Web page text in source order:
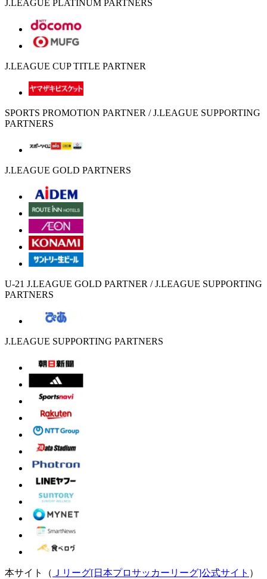
J.LEAGUE PLATINUM PARTNERS
J.LEAGUE CUP TITLE PARTNER
SPORTS PROMOTION PARTNER / J.LEAGUE SUPPORTING
PARTNERS
J.LEAGUE GOLD PARTNERS
U-21 J.LEAGUE GOLD PARTNER / J.LEAGUE SUPPORTING
PARTNERS
J.LEAGUE SUPPORTING PARTNERS
本サイト（ Ｊリーグ[日本プロサッカーリーグ]公式サイト ）